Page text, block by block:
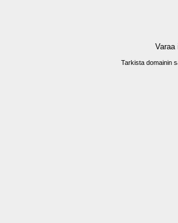
Varaa
Tarkista domainin